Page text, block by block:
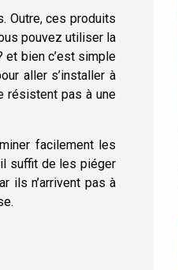
Outre, ces produits
pouvez utiliser la
et bien c’est simple
aller s’installer à
résistent pas à une
facilement les
suffit de les piéger
ils n’arrivent pas à